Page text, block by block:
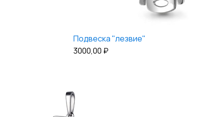
Подвеска "лезвие"
3000,00 ₽